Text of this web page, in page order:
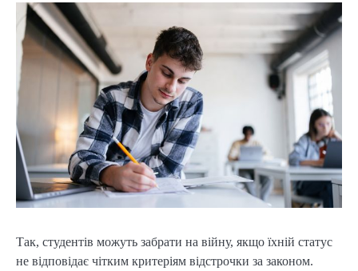
Так, студентів можуть забрати на війну, якщо їхній статус
не відповідає чітким критеріям відстрочки за законом.